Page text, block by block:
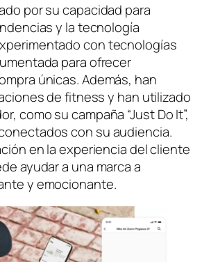
por su capacidad para
y la tecnología
con tecnologías
para ofrecer
únicas. Además, han
de fitness y han utilizado
como su campaña “Just Do It”,
con su audiencia.
en la experiencia del cliente
ayudar a una marca a
y emocionante.